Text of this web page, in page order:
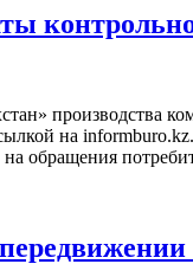
производства
на
на обращения